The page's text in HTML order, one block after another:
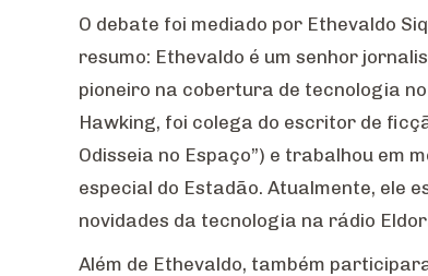
O debate foi mediado por Ethevaldo
resumo: Ethevaldo é um senhor
pioneiro na cobertura de tecnologia
Hawking, foi colega do escritor de
Odisseia no Espaço”) e trabalhou em
especial do Estadão. Atualmente, ele
novidades da tecnologia na rádio
Além de Ethevaldo, também